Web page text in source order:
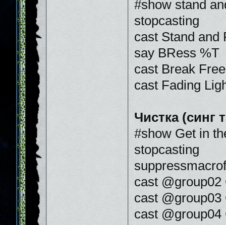
#show stand
stopcasting
cast Stand and
say BRess %T
cast Break Free
cast Fading
Чистка (синг
#show Get in
stopcasting
cast @group02
cast @group03
cast @group04